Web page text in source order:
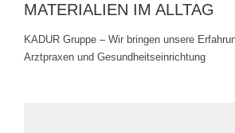
MATERIALIEN IM ALLTAG
KADUR Gruppe – Wir bringen unsere
Arztpraxen und Gesundheitseinrichtung